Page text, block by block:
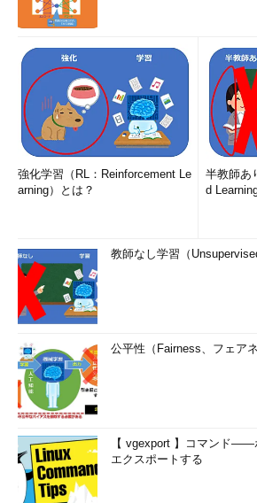
強化学習（RL：Reinforcement Le
arning）とは？
半教師あ
d
教師なし学習（
公平性（Fairness、フェア
【 vgexport 】コマンド――
エクスポートする